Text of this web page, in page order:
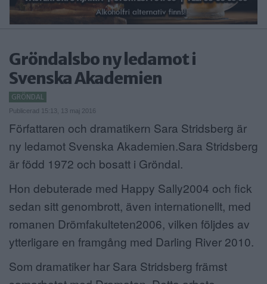
ÅSIKTER
KONTAKT
SAMARBETEN
NÄRINGSLIV
Gröndalsbo ny ledamot i
Svenska Akademien
GRÖNDAL
Publicerad 15:13, 13 maj 2016
Författaren och dramatikern Sara Stridsberg är
ny ledamot Svenska Akademien.Sara Stridsberg
är född 1972 och bosatt i Gröndal.
Hon debuterade med Happy Sally2004 och fick
sedan sitt genombrott, även internationellt, med
romanen Drömfakulteten2006, vilken följdes av
ytterligare en framgång med Darling River 2010.
Som dramatiker har Sara Stridsberg främst